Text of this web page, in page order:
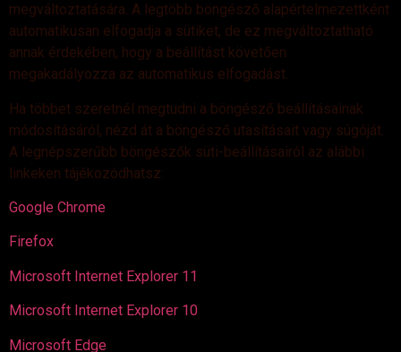
megváltoztatására. A legtöbb böngésző alapértelmezettként
automatikusan elfogadja a sütiket, de ez megváltoztatható
annak érdekében, hogy a beállítást követően
megakadályozza az automatikus elfogadást.
Ha többet szeretnél megtudni a böngésző beállításainak
módosításáról, nézd át a böngésző utasításait vagy súgóját.
A legnépszerűbb böngészők süti-beállításairól az alábbi
linkeken tájékozódhatsz:
Google Chrome
Firefox
Microsoft Internet Explorer 11
Microsoft Internet Explorer 10
Microsoft Edge